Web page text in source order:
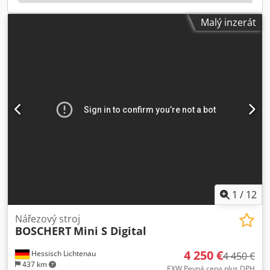
Malý inzerát
1 / 12
Hessisch Lichtenau
437 km
Nářezový stroj
BOSCHERT Mini S Digital
4 250 €4 450 €